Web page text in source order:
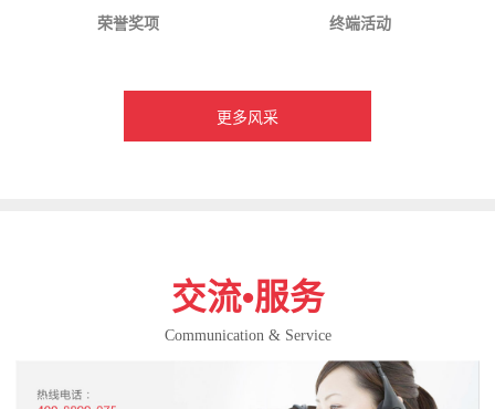
荣誉奖项 终端活动
更多风采
交流•服务
Communication & Service